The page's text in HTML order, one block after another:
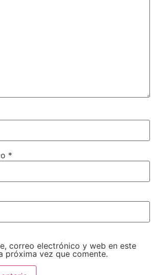
*
correo electrónico y web en este
próxima vez que comente.